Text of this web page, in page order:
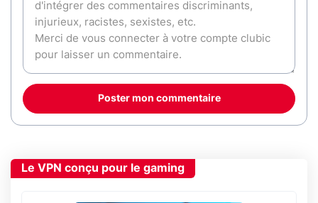
Poster mon commentaire
Le VPN conçu pour le gaming